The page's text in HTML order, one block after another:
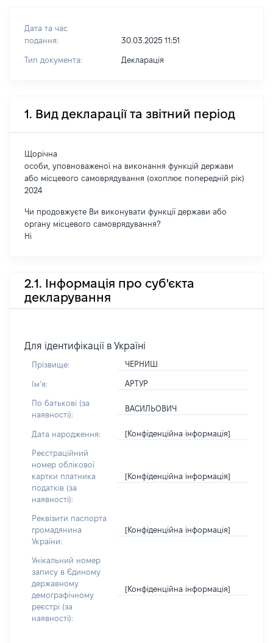
Дата та час
подання:
30.03.2025 11:51
Тип документа: Декларація
1. Вид декларації та звітний період
Щорічна
особи, уповноваженої на виконання функцій держави
або місцевого самоврядування (охоплює попередній рік)
2024
Чи продовжуєте Ви виконувати функції держави або
органу місцевого самоврядування?
Ні
2.1. Інформація про суб'єкта
декларування
Для ідентифікації в Україні
Прізвище: ЧЕРНИШ
Імʼя: АРТУР
По батькові (за
наявності):
ВАСИЛЬОВИЧ
Дата народження: [Конфіденційна інформація]
Реєстраційний
номер облікової
картки платника
податків (за
наявності):
[Конфіденційна інформація]
Реквізити паспорта
громадянина
України:
[Конфіденційна інформація]
Унікальний номер
запису в Єдиному
державному
демографічному
реєстрі (за
наявності):
[Конфіденційна інформація]